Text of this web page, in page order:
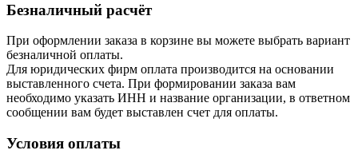
Безналичный расчёт
При оформлении заказа в корзине вы можете выбрать вариант
безналичной оплаты.
Для юридических фирм оплата производится на основании
выставленного счета. При формировании заказа вам
необходимо указать ИНН и название организации, в ответном
сообщении вам будет выставлен счет для оплаты.
Условия оплаты